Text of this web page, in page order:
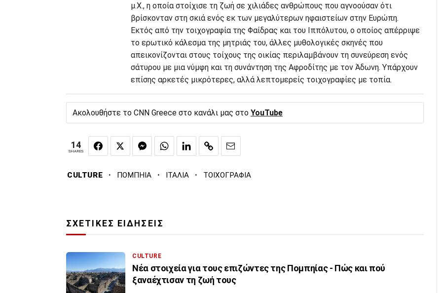
μ.Χ., η οποία στοίχισε τη ζωή σε χιλιάδες ανθρώπους που αγνοούσαν ότι
βρίσκονταν στη σκιά ενός εκ των μεγαλύτερων ηφαιστείων στην Ευρώπη.
Εκτός από την τοιχογραφία της Φαίδρας και του Ιππόλυτου, ο οποίος απέρριψε
το ερωτικό κάλεσμα της μητριάς του, άλλες μυθολογικές σκηνές που
απεικονίζονται στους τοίχους της οικίας περιλαμβάνουν τη συνεύρεση ενός
σάτυρου με μια νύμφη και τη συνάντηση της Αφροδίτης με τον Άδωνη. Υπάρχουν
επίσης αρκετές μικρότερες, αλλά λεπτομερείς τοιχογραφίες με τοπία.
Ακολουθήστε το CNN Greece στο κανάλι μας στο YouTube
14
SHARES
CULTURE · ΠΟΜΠΗΙΑ · ΙΤΑΛΙΑ · ΤΟΙΧΟΓΡΑΦΙΑ
ΣΧΕΤΙΚΕΣ ΕΙΔΗΣΕΙΣ
CULTURE
Νέα στοιχεία για τους επιζώντες της Πομπηίας - Πώς και πού
ξαναέχτισαν τη ζωή τους